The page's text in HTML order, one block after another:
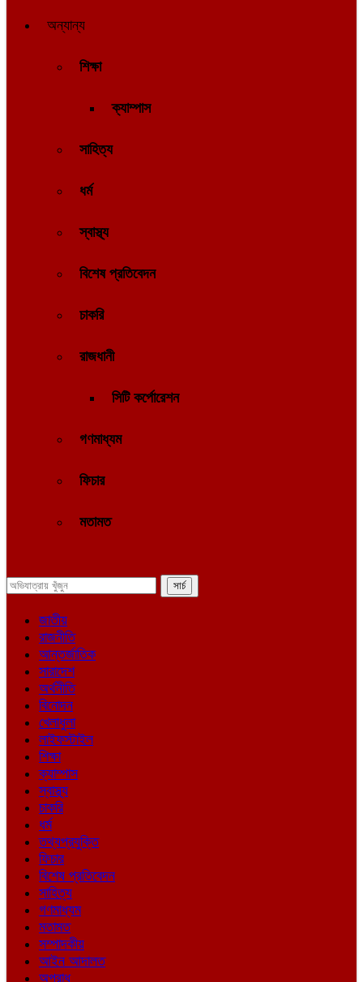
অন্যান্য
শিক্ষা
ক্যাম্পাস
সাহিত্য
ধর্ম
স্বাস্থ্য
বিশেষ প্রতিবেদন
চাকরি
রাজধানী
সিটি কর্পোরেশন
গণমাধ্যম
ফিচার
মতামত
জাতীয়
রাজনীতি
আন্তর্জাতিক
সারাদেশ
অর্থনীতি
বিনোদন
খেলাধুলা
লাইফস্টাইল
শিক্ষা
ক্যাম্পাস
স্বাস্থ্য
চাকরি
ধর্ম
তথ্যপ্রযুক্তি
ফিচার
বিশেষ প্রতিবেদন
সাহিত্য
গণমাধ্যম
মতামত
সম্পাদকীয়
আইন আদালত
অপরাধ